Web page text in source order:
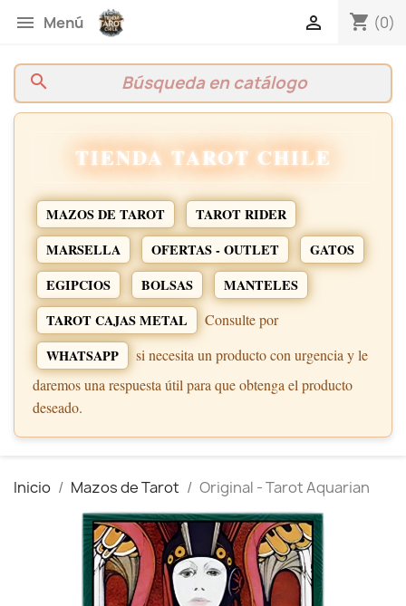
 Menú shopping_cart (0)

search
TIENDA TAROT CHILE
MAZOS DE TAROT
TAROT RIDER
MARSELLA
OFERTAS - OUTLET
GATOS
EGIPCIOS
BOLSAS
MANTELES
TAROT CAJAS METAL
Consulte por
WHATSAPP
si necesita un producto con urgencia y le
daremos una respuesta útil para que obtenga el producto
deseado.
Inicio Mazos de Tarot Original - Tarot Aquarian